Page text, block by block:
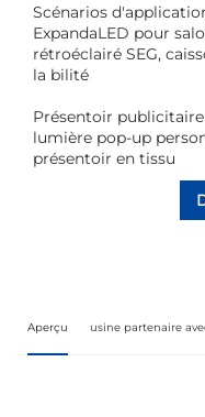
Scénarios
ExpandaLED pour
rétroéclairé SEG,
la bilité
Présentoir
lumière pop-up
présentoir en tissu
Aperçu usine partenaire